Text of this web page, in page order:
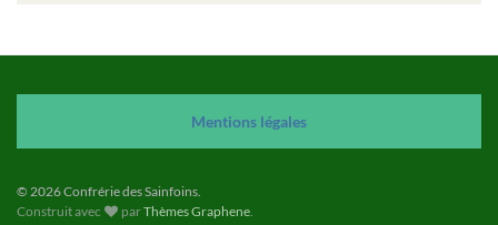
Mentions légales
© 2026 Confrérie des Sainfoins.
Construit avec
parThèmes Graphene.